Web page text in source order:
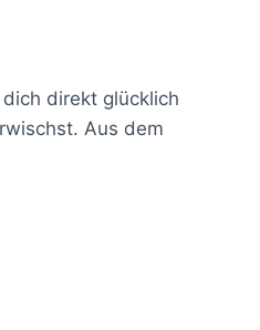
direkt glücklich
Aus dem